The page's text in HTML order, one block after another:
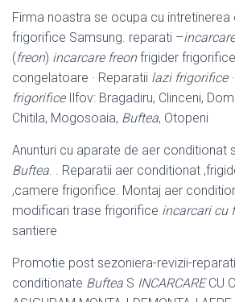
Firma noastra se ocupa cu
frigorifice Samsung. reparati –incarcare
(freon) incarcare freonfrigider frigorifice
congelatoare · Reparatii lazi frigorifice
frigorificeIlfov: Bragadiru, Clinceni,
Chitila, Mogosoaia, Buftea, Otopeni
Anunturi cu aparate de aer conditionat
Buftea . . Reparatii aer conditionat
,camere frigorifice. Montaj aer
modificari trase frigorifice incarcari cu
santiere
Promotie post sezoniera-revizii-
conditionate Buftea S INCARCARECU